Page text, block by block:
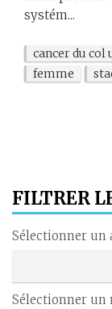
systém...
cancer du col
femme
FILTRER
Sélectionner un
Sélectionner un